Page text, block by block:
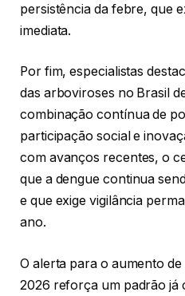
persistência da febre, que
imediata.
Por fim, especialistas
das arboviroses no Brasil
combinação contínua de
participação social e
com avanços recentes, o
que a dengue continua
e que exige vigilância
ano.
O alerta para o aumento
2026 reforça um padrão já